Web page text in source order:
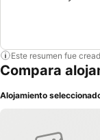
Este resumen fue
Compara
Alojamiento